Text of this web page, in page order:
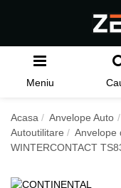
Meniu
Acasa Anvelope Auto
Autoutilitare
Anvelope
WINTERCONTACT